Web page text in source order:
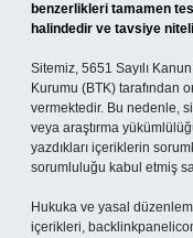
benzerlikleri tamamen
halindedir ve tavsiye
Sitemiz, 5651 Sayılı
Kurumu (BTK) tarafından
vermektedir. Bu nedenle,
veya araştırma
yazdıkları içeriklerin
sorumluluğu kabul etmiş
Hukuka ve yasal
içerikleri,